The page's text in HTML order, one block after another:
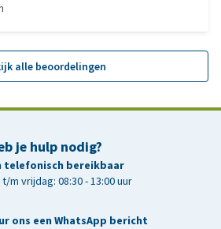
alle beoordelingen
je hulp nodig?
telefonisch bereikbaar
m vrijdag: 08:30 - 13:00 uur
ons een WhatsApp bericht